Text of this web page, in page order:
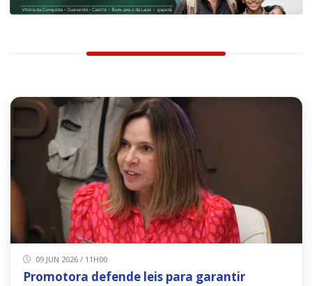
09 JUN 2026 / 11H00
Promotora defende leis para garantir